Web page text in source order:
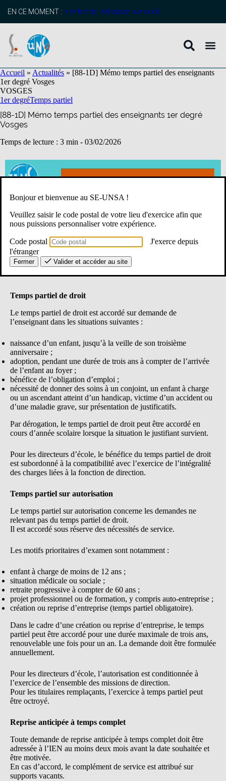
principal
EN CE MOMENT : profitez de l’adhésion anticipée
Accueil » Actualités » [88-1D] Mémo temps partiel des enseignants
1er degré Vosges
VOSGES
1er degréTemps partiel
[88-1D] Mémo temps partiel des enseignants 1er degré
Vosges
Temps de lecture : 3 min - 03/02/2026
Temps partiel de droit
Le temps partiel de droit est accordé sur demande de
l’enseignant dans les situations suivantes :
naissance d’un enfant, jusqu’à la veille de son troisième
anniversaire ;
adoption, pendant une durée de trois ans à compter de l’arrivée
de l’enfant au foyer ;
bénéfice de l’obligation d’emploi ;
nécessité de donner des soins à un conjoint, un enfant à charge
ou un ascendant atteint d’un handicap, victime d’un accident ou
d’une maladie grave, sur présentation de justificatifs.
Par dérogation, le temps partiel de droit peut être accordé en
cours d’année scolaire lorsque la situation le justifiant survient.
Pour les directeurs d’école, le bénéfice du temps partiel de droit
est subordonné à la compatibilité avec l’exercice de l’intégralité
des charges liées à la fonction de direction.
Temps partiel sur autorisation
Le temps partiel sur autorisation concerne les demandes ne
relevant pas du temps partiel de droit.
Il est accordé sous réserve des nécessités de service.
Les motifs prioritaires d’examen sont notamment :
enfant à charge de moins de 12 ans ;
situation médicale ou sociale ;
retraite progressive à compter de 60 ans ;
projet professionnel ou de formation, y compris auto-entreprise ;
création ou reprise d’entreprise (temps partiel obligatoire).
Dans le cadre d’une création ou reprise d’entreprise, le temps
partiel peut être accordé pour une durée maximale de trois ans,
renouvelable une fois pour un an. La demande doit être formulée
annuellement.
Pour les directeurs d’école, l’autorisation est conditionnée à
l’exercice de l’ensemble des missions de direction.
Pour les titulaires remplaçants, l’exercice à temps partiel peut
être octroyé.
Reprise anticipée à temps complet
Toute demande de reprise anticipée à temps complet doit être
adressée à l’IEN au moins deux mois avant la date souhaitée et
être motivée.
En cas d’accord, le complément de service est attribué sur
supports vacants.
Bonjour et bienvenue au SE-UNSA !
Veuillez saisir le code postal de votre lieu d'exercice afin que
nous puissions personnaliser votre expérience.
Code postal
J'exerce depuis
l'étranger
Fermer Valider et accéder au site